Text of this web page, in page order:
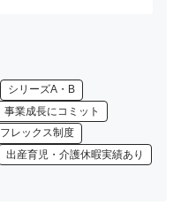
シリーズA・B
事業成長にコミット
フレックス制度
出産育児・介護休暇実績あり